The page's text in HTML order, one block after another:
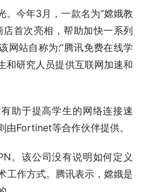
。今年3月，一款名为“嫦娥教
首次亮相，帮助加快一系列
网站自称为:“腾讯免费在线学
和研究人员提供互联网加速和
助于提高学生的网络连接速
由Fortinet等合作伙伴提供。
。该公司没有说明如何定义
工作方式。腾讯表示，嫦娥是